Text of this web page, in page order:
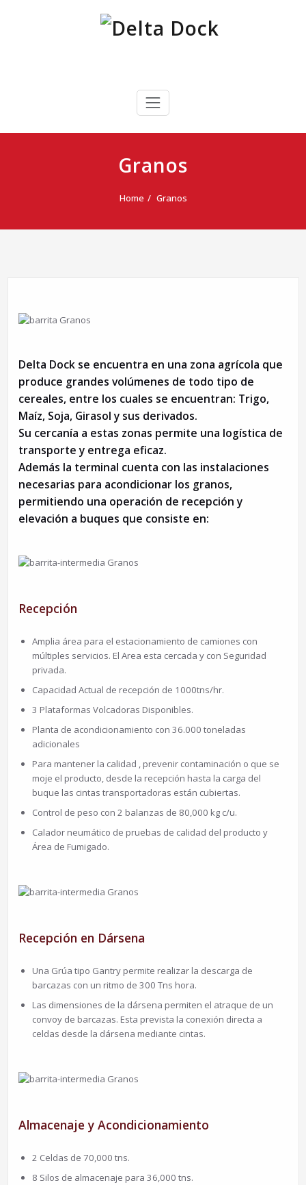
Granos
Home Granos
Delta Dock se encuentra en una zona agrícola que
produce grandes volúmenes de todo tipo de
cereales, entre los cuales se encuentran: Trigo,
Maíz, Soja, Girasol y sus derivados.
Su cercanía a estas zonas permite una logística de
transporte y entrega eficaz.
Además la terminal cuenta con las instalaciones
necesarias para acondicionar los granos,
permitiendo una operación de recepción y
elevación a buques que consiste en:
Recepción
Amplia área para el estacionamiento de camiones con
múltiples servicios. El Area esta cercada y con Seguridad
privada.
Capacidad Actual de recepción de 1000tns/hr.
3 Plataformas Volcadoras Disponibles.
Planta de acondicionamiento con 36.000 toneladas
adicionales
Para mantener la calidad , prevenir contaminación o que se
moje el producto, desde la recepción hasta la carga del
buque las cintas transportadoras están cubiertas.
Control de peso con 2 balanzas de 80,000 kg c/u.
Calador neumático de pruebas de calidad del producto y
Área de Fumigado.
Recepción en Dársena
Una Grúa tipo Gantry permite realizar la descarga de
barcazas con un ritmo de 300 Tns hora.
Las dimensiones de la dársena permiten el atraque de un
convoy de barcazas. Esta prevista la conexión directa a
celdas desde la dársena mediante cintas.
Almacenaje y Acondicionamiento
2 Celdas de 70,000 tns.
8 Silos de almacenaje para 36,000 tns.